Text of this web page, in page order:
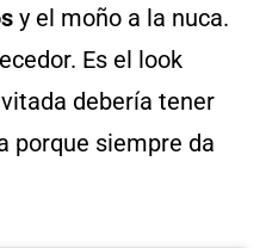
y el moño a la nuca.
Es el look
debería tener
porque siempre da